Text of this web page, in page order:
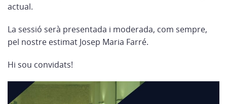
actual.
La sessió serà presentada i moderada, com sempre,
pel nostre estimat Josep Maria Farré.
Hi sou convidats!